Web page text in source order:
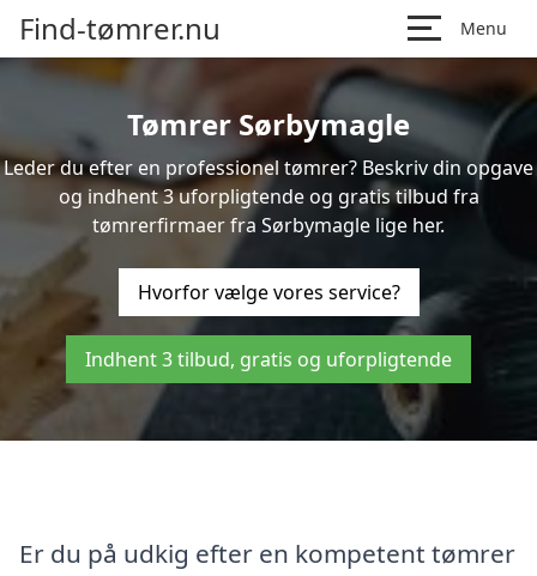
Find-tømrer.nu Menu
Tømrer Sørbymagle
Leder du efter en professionel tømrer? Beskriv din opgave
og indhent 3 uforpligtende og gratis tilbud fra
tømrerfirmaer fra Sørbymagle lige her.
Hvorfor vælge vores service?
Indhent 3 tilbud, gratis og uforpligtende
Er du på udkig efter en kompetent tømrer